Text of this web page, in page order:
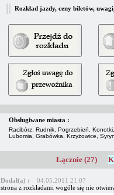
Rozkład jazdy, ceny biletów,
Obsługiwane miasta :
Racibórz, Rudnik, Pogrzebień,
Lubomia, Grabówka, Krzyżowice,
Łącznie (27)
Dodał(a) :
04.05.2011 21:07
strona z rozkładami wogóle się nie